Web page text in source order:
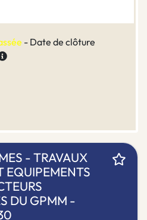
- Date de clôture
- TRAVAUX
EQUIPEMENTS
DU GPMM -